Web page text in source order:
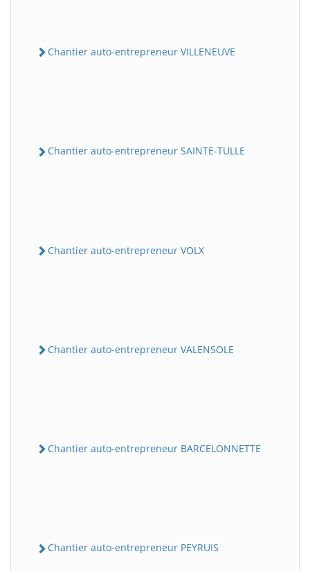
Chantier auto-entrepreneur VILLENEUVE
Chantier auto-entrepreneur SAINTE-TULLE
Chantier auto-entrepreneur VOLX
Chantier auto-entrepreneur VALENSOLE
Chantier auto-entrepreneur BARCELONNETTE
Chantier auto-entrepreneur PEYRUIS